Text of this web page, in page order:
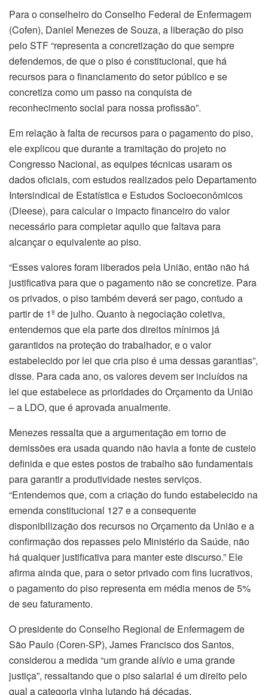
Para o conselheiro do Conselho Federal de Enfermagem
(Cofen), Daniel Menezes de Souza, a liberação do piso
pelo STF “representa a concretização do que sempre
defendemos, de que o piso é constitucional, que há
recursos para o financiamento do setor público e se
concretiza como um passo na conquista de
reconhecimento social para nossa profissão”.
Em relação à falta de recursos para o pagamento do piso,
ele explicou que durante a tramitação do projeto no
Congresso Nacional, as equipes técnicas usaram os
dados oficiais, com estudos realizados pelo Departamento
Intersindical de Estatística e Estudos Socioeconômicos
(Dieese), para calcular o impacto financeiro do valor
necessário para completar aquilo que faltava para
alcançar o equivalente ao piso.
“Esses valores foram liberados pela União, então não há
justificativa para que o pagamento não se concretize. Para
os privados, o piso também deverá ser pago, contudo a
partir de 1º de julho. Quanto à negociação coletiva,
entendemos que ela parte dos direitos mínimos já
garantidos na proteção do trabalhador, e o valor
estabelecido por lei que cria piso é uma dessas garantias”,
disse. Para cada ano, os valores devem ser incluídos na
lei que estabelece as prioridades do Orçamento da União
– a LDO, que é aprovada anualmente.
Menezes ressalta que a argumentação em torno de
demissões era usada quando não havia a fonte de custeio
definida e que estes postos de trabalho são fundamentais
para garantir a produtividade nestes serviços.
“Entendemos que, com a criação do fundo estabelecido na
emenda constitucional 127 e a consequente
disponibilização dos recursos no Orçamento da União e a
confirmação dos repasses pelo Ministério da Saúde, não
há qualquer justificativa para manter este discurso.” Ele
afirma ainda que, para o setor privado com fins lucrativos,
o pagamento do piso representa em média menos de 5%
de seu faturamento.
O presidente do Conselho Regional de Enfermagem de
São Paulo (Coren-SP), James Francisco dos Santos,
considerou a medida “um grande alívio e uma grande
justiça”, ressaltando que o piso salarial é um direito pelo
qual a categoria vinha lutando há décadas.